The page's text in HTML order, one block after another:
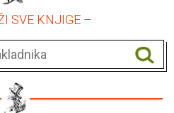
SVE KNJIGE –